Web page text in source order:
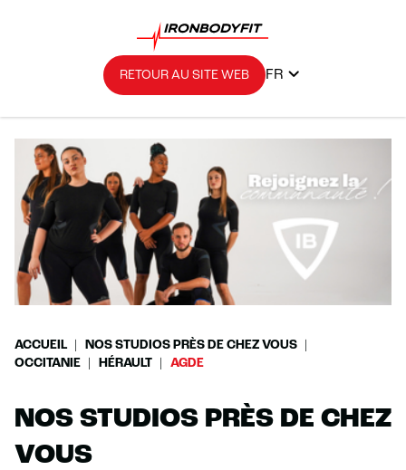
RETOUR AU SITE WEB FR
ACCUEIL
NOS STUDIOS PRÈS DE CHEZ VOUS
OCCITANIE
HÉRAULT AGDE
NOS STUDIOS PRÈS DE CHEZ
VOUS